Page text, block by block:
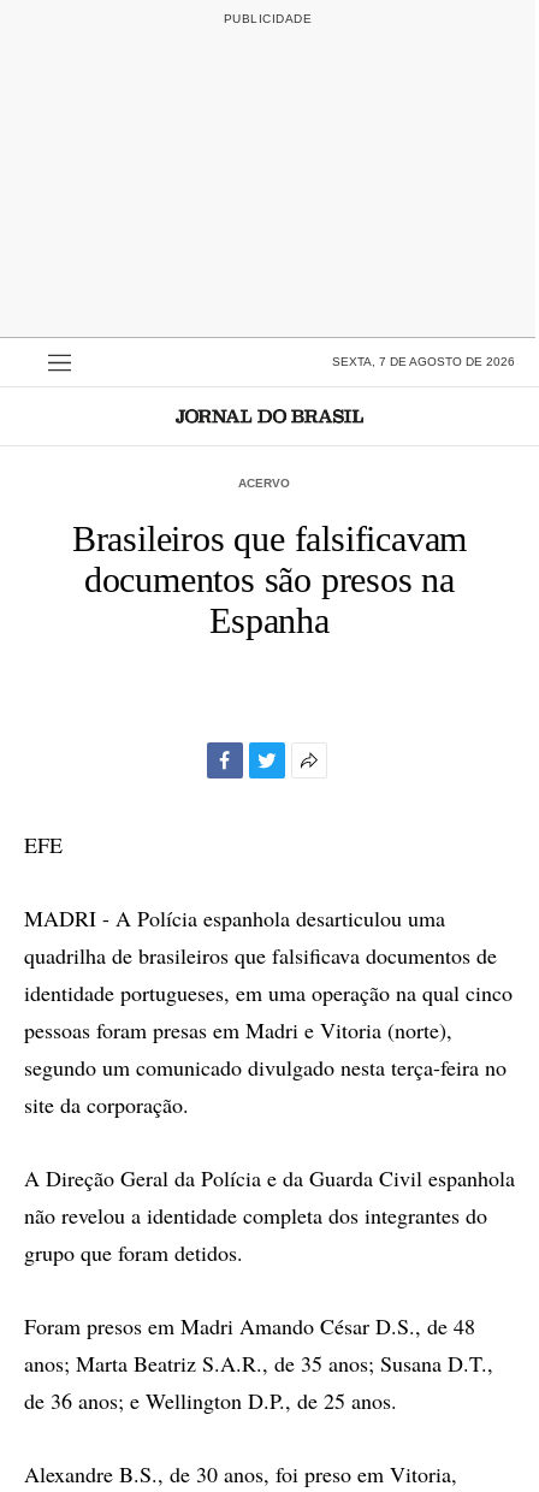
SEXTA, 7 DE AGOSTO DE 2026
ACERVO
Brasileiros que falsificavam
documentos são presos na
Espanha
EFE
MADRI - A Polícia espanhola desarticulou uma
quadrilha de brasileiros que falsificava documentos de
identidade portugueses, em uma operação na qual cinco
pessoas foram presas em Madri e Vitoria (norte),
segundo um comunicado divulgado nesta terça-feira no
site da corporação.
A Direção Geral da Polícia e da Guarda Civil espanhola
não revelou a identidade completa dos integrantes do
grupo que foram detidos.
Foram presos em Madri Amando César D.S., de 48
anos; Marta Beatriz S.A.R., de 35 anos; Susana D.T.,
de 36 anos; e Wellington D.P., de 25 anos.
Alexandre B.S., de 30 anos, foi preso em Vitoria,